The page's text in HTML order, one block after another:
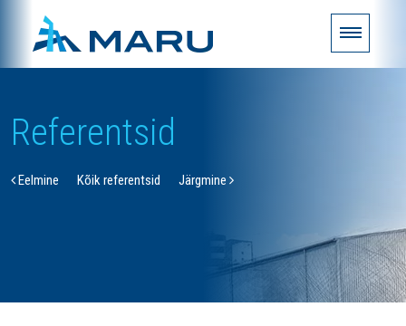
Referentsid
Eelmine Kõik referentsid Järgmine